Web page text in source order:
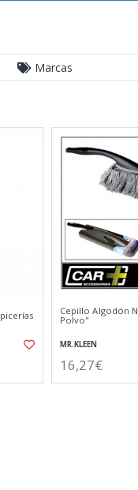
Marcas
Cepillo Algodón
Polvo"
MR.KLEEN
16,27€